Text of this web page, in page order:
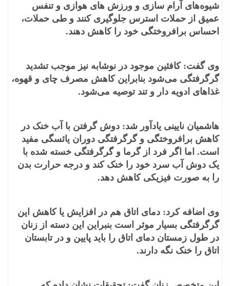
شیوه‌های آرام سازی و ورزش های هوازی و تنفس
عمیق از حملات استرس جلوگیری کنند و طی حملات،
احساس برافروختگی خود را کاهش دهند.
وی گفت: کافئین موجود در نوشابه نیز موجب تشدید
گرگرفتگی می‌شود بنابراین کاهش مصرف چای و قهوه،
غذاهای ادویه دار و تند توصیه می‌شود.
هاشمیان نایینی یادآور شد: دوش گرفتن با آب خنک در
کاهش برافروختگی و گرگرفتگی دوران یائسگی مفید
است. اما اگر فرد از گرما و گرگرفتگی خسته شده با
یک دوش آب سرد خود را خنک کند و درجه حرارت بدن
را به صورت فیزیکی کاهش دهد.
وی اضافه کرد: دمای اتاق هم در افزایش یا کاهش این
گرگرفتگی بسیار موثر است بنبراین این دسته از زنان
در طول زمستان دمای اتاق را باید پایین و در تابستان
اتاق را خنک نگه دارند.